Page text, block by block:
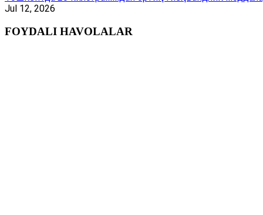
Jul 12, 2026
FOYDALI HAVOLALAR